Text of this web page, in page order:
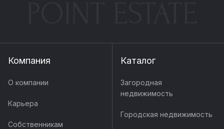
Компания
О компании
Карьера
Собственникам
Каталог
Загородная
недвижимость
Городская недвижимость